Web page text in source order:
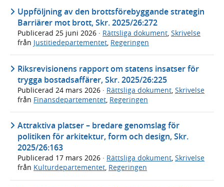
Uppföljning av den brottsförebyggande strategin
Barriärer mot brott, Skr. 2025/26:272
Publicerad 25 juni 2026 · Rättsliga dokument, Skrivelse
från Justitiedepartementet, Regeringen
Riksrevisionens rapport om statens insatser för
trygga bostadsaffärer, Skr. 2025/26:225
Publicerad 24 mars 2026 · Rättsliga dokument Skrivelse
från Finansdepartementet Regeringen
Attraktiva platser – bredare genomslag för
politiken för arkitektur, form och design, Skr.
2025/26:163
Publicerad 17 mars 2026 · Rättsliga dokument, Skrivelse
från Kulturdepartementet, Regeringen